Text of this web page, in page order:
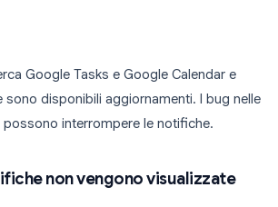
Google Tasks e Google Calendar e
sono disponibili aggiornamenti. I bug nelle
interrompere le notifiche.
non vengono visualizzate